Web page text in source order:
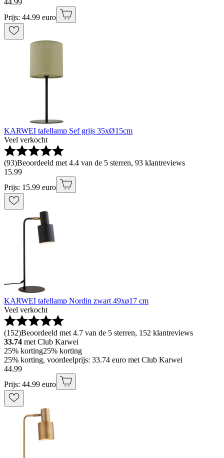
44.99
Prijs: 44.99 euro
KARWEI tafellamp Sef grijs 35xØ15cm
Veel verkocht
(93)Beoordeeld met 4.4 van de 5 sterren, 93 klantreviews
15.99
Prijs: 15.99 euro
KARWEI tafellamp Nordin zwart 49xø17 cm
Veel verkocht
(152)Beoordeeld met 4.7 van de 5 sterren, 152 klantreviews
33.74 met Club Karwei
25% korting25% korting
25% korting, voordeelprijs: 33.74 euro met Club Karwei
44.99
Prijs: 44.99 euro